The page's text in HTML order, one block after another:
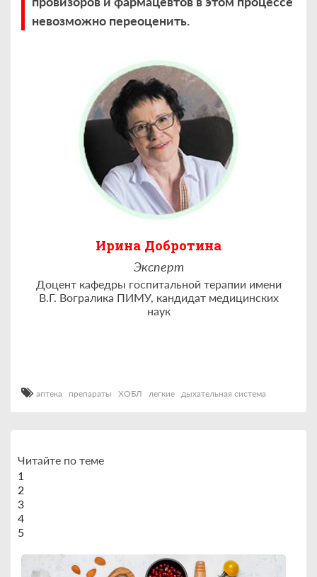
невозможно переоценить.
Ирина Добротина
Эксперт
Доцент кафедры госпитальной терапии имени
В.Г. Вогралика ПИМУ, кандидат медицинских
наук
аптека препараты ХОБЛ легкие дыхательная система
Читайте по теме
1
2
3
4
5